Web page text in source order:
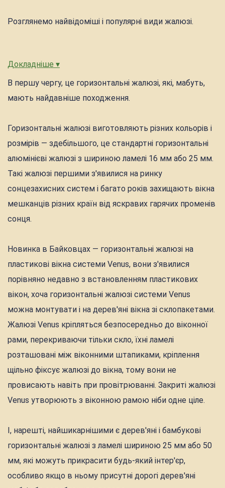
Розглянемо найвідоміші і популярні види жалюзі.
Докладніше ▾
В першу чергу, це горизонтальні жалюзі, які, мабуть,
мають найдавніше походження.
Горизонтальні жалюзі виготовляють різних кольорів і
розмірів — здебільшого, це стандартні горизонтальні
алюмінієві жалюзі з шириною ламелі 16 мм або 25 мм.
Такі жалюзі першими з'явилися на ринку
сонцезахисних систем і багато років захищають вікна
мешканців різних країн від яскравих гарячих променів
сонця.
Новинка в Байковцах — горизонтальні жалюзі на
пластикові вікна системи Venus, вони з'явилися
порівняно недавно з встановленням пластикових
вікон, хоча горизонтальні жалюзі системи Venus
можна монтувати і на дерев'яні вікна зі склопакетами.
Жалюзі Venus кріпляться безпосередньо до віконної
рами, перекриваючи тільки скло, їхні ламелі
розташовані між віконними штапиками, кріплення
щільно фіксує жалюзі до вікна, тому вони не
провисають навіть при провітрюванні. Закриті жалюзі
Venus утворюють з віконною рамою ніби одне ціле.
І, нарешті, найшикарнішими є дерев'яні і бамбукові
горизонтальні жалюзі з ламелі шириною 25 мм або 50
мм, які можуть прикрасити будь-який інтер'єр,
особливо якщо в ньому присутні дорогі дерев'яні